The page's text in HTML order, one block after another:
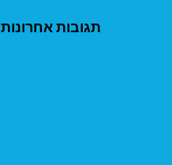
תגובות אחרונות